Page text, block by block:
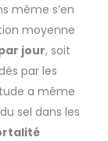
même s’en
moyenne
jour, soit
par les
a même
sel dans les